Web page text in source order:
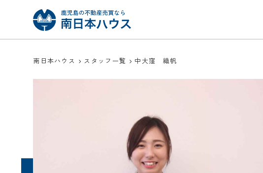
南日本ハウス スタッフ一覧 中大窪 織帆